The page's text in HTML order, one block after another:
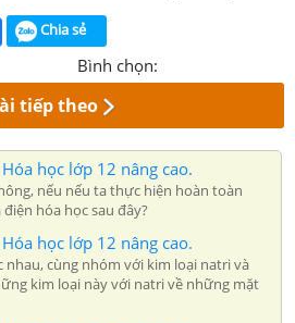
Chia sẻ
Bình chọn:
tiếp theo
học lớp 12 nâng cao.
nếu nếu ta thực hiện hoàn toàn
hóa học sau đây?
học lớp 12 nâng cao.
nhau, cùng nhóm với kim loại natri và
kim loại này với natri về những mặt